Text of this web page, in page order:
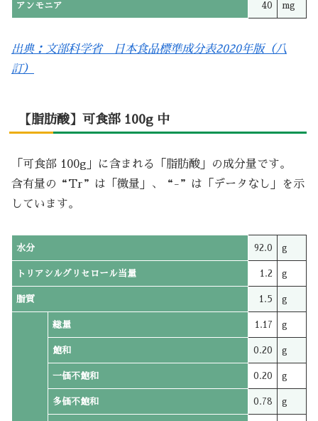
アンモニア 40 mg
出典：文部科学省 日本食品標準成分表2020年版（八
訂）
【脂肪酸】可食部 100g 中
「可食部 100g」に含まれる「脂肪酸」の成分量です。
含有量の“Tr”は「微量」、“-”は「データなし」を示
しています。
水分 92.0 g
トリアシルグリセロール当量 1.2 g
脂質 1.5 g
総量 1.17 g
飽和 0.20 g
一価不飽和 0.20 g
多価不飽和 0.78 g